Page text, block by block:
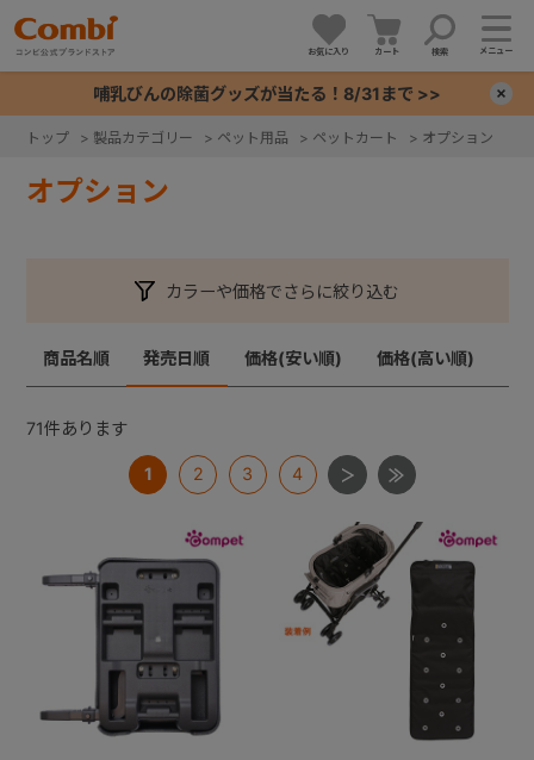
お気に入り カート 検索 メニュー
哺乳びんの除菌グッズが当たる！8/31まで >>
トップ > 製品カテゴリー > ペット用品 > ペットカート > オプション
オプション
カラーや価格でさらに絞り込む
商品名順 発売日順 価格(安い順) 価格(高い順)
71件あります
1 2 3 4